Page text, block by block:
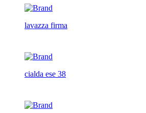
lavazza firma
cialda ese 38